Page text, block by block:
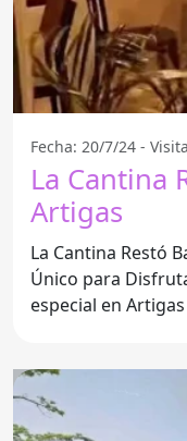
Fecha: 20/7/24 -
La Cantina
Artigas
La Cantina Restó
Único para Disfrutar Si estás buscando un
especial en